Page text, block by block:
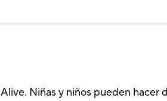
Niñas y niños pueden hacer